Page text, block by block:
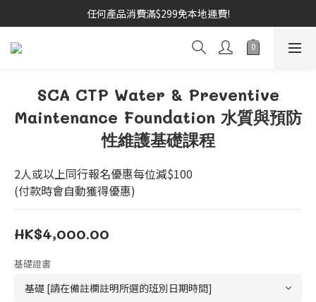
任何產品消費滿$299免本地運費!
SCA CTP Water & Preventive
Maintenance Foundation 水質與預防
性維護基礎課程
2人或以上同行報名優惠每位減$100
(付款時會自動獲得優惠)
HK$4,000.00
基礎證書